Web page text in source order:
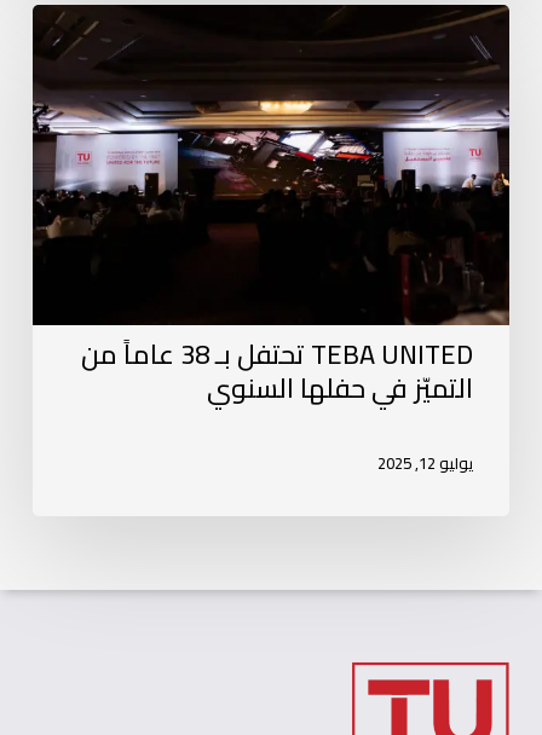
TEBA UNITED تحتفل بـ 38 عاماً من
التميّز في حفلها السنوي
يوليو 12, 2025